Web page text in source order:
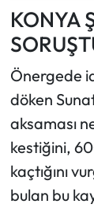
KONYA
Önergede
döken
aksaması
kestiğini,
kaçtığını
bulan bu